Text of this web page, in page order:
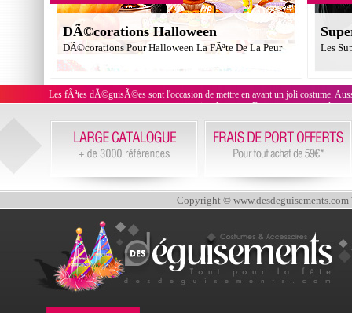
DÃ©corations Halloween
DÃ©corations Pour Halloween La FÃªte De La Peur Les
Les fÃªtes dÃ©guisÃ©es sont l'occasion de mettre en avant un joli costume.
convient le mieux. En outre, on trouve des
Copyright © www.desdeguisements.com